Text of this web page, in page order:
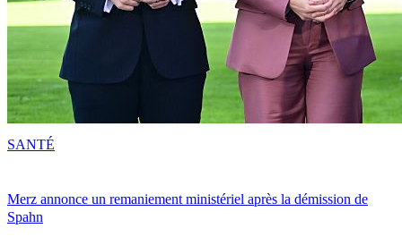
Merz annonce un remaniement ministériel après la démission de
Spahn
SANTÉ